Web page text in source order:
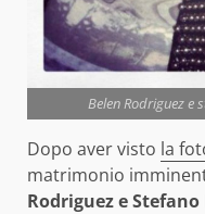
Belen Rodriguez e
Dopo aver visto la
matrimonio
Rodriguez e